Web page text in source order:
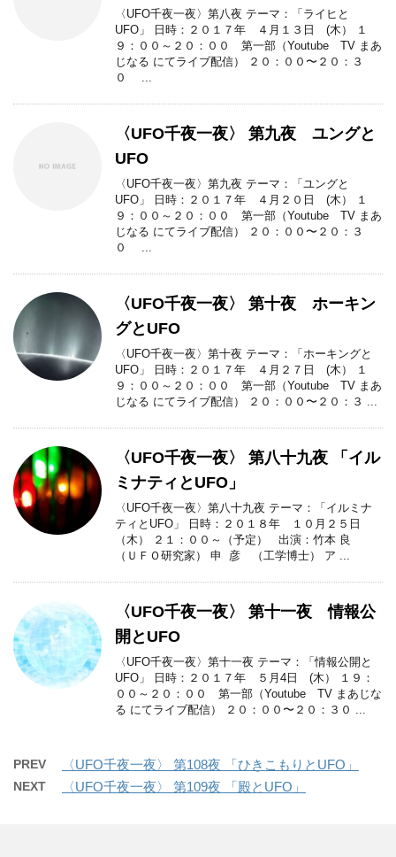
〈UFO千夜一夜〉第八夜 テーマ：「ライヒと
UFO」 日時：２０１７年 ４月１３日 (木） １
９：００～２０：００ 第一部（Youtube TV まあ
じなる にてライブ配信） ２０：００〜２０：３
０ ...
〈UFO千夜一夜〉 第九夜 ユングと
UFO
〈UFO千夜一夜〉第九夜 テーマ：「ユングと
UFO」 日時：２０１７年 ４月２０日 (木） １
９：００～２０：００ 第一部（Youtube TV まあ
じなる にてライブ配信） ２０：００〜２０：３
０ ...
〈UFO千夜一夜〉 第十夜 ホーキン
グとUFO
〈UFO千夜一夜〉第十夜 テーマ：「ホーキングと
UFO」 日時：２０１７年 ４月２７日 (木） １
９：００～２０：００ 第一部（Youtube TV まあ
じなる にてライブ配信） ２０：００〜２０：３ ...
〈UFO千夜一夜〉 第八十九夜 「イル
ミナティとUFO」
〈UFO千夜一夜〉第八十九夜 テーマ：「イルミナ
ティとUFO」 日時：２０１８年 １０月２５日
（木） ２１：００～（予定） 出演：竹本 良
（ＵＦＯ研究家） 申 彦 （工学博士） ア ...
〈UFO千夜一夜〉 第十一夜 情報公
開とUFO
〈UFO千夜一夜〉第十一夜 テーマ：「情報公開と
UFO」 日時：２０１７年 ５月4日 (木） １９：
００～２０：００ 第一部（Youtube TV まあじな
る にてライブ配信） ２０：００〜２０：３０ ...
PREV 〈UFO千夜一夜〉 第108夜 「ひきこもりとUFO」
NEXT 〈UFO千夜一夜〉 第109夜 「殿とUFO」